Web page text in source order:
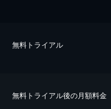
無料トライアル
無料トライアル後の⽉額料金